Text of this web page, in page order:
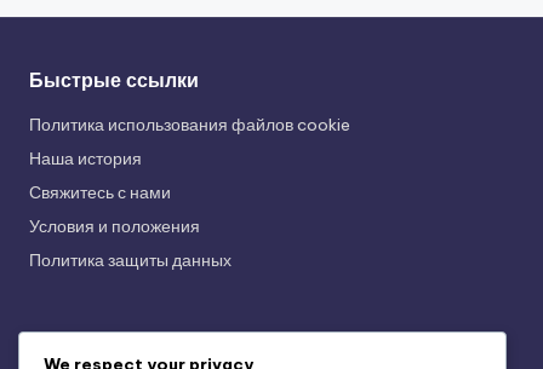
Быстрые ссылки
Политика использования файлов cookie
Наша история
Свяжитесь с нами
Условия и положения
Политика защиты данных
We respect your privacy